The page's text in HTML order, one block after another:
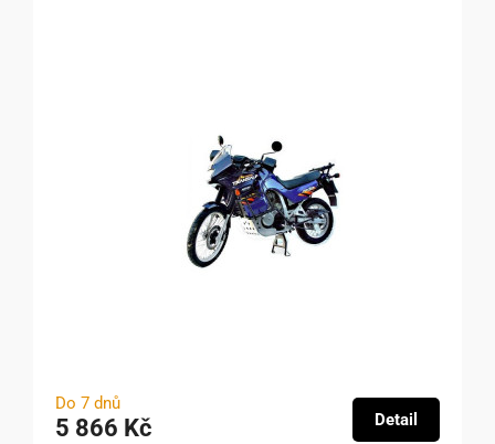
Do 7 dnů
5 866 Kč Detail